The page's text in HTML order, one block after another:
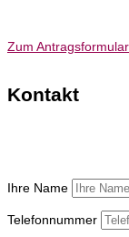
Zum Antragsformular
Kontakt
Ihre Name
Telefonnummer